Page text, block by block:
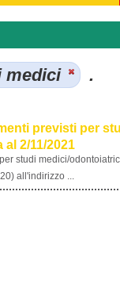
medici .
previsti per
2/11/2021
studi medici/
all'indirizzo ...